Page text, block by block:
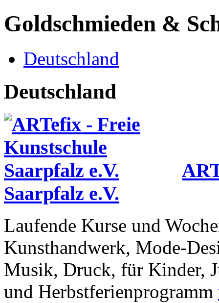
Goldschmieden &
Deutschland
Deutschland
Saarpfalz e.V.
Laufende Kurse und
Kunsthandwerk, Mode-
Musik, Druck, für Kinder,
und Herbstferienprogramm